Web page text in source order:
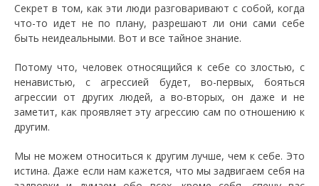
Секрет в том, как эти люди разговаривают с собой, когда
что-то идет не по плану, разрешают ли они сами себе
быть неидеальными. Вот и все тайное знание.
Потому что, человек относящийся к себе со злостью, с
ненавистью, с агрессией будет, во-первых, бояться
агрессии от других людей, а во-вторых, он даже и не
заметит, как проявляет эту агрессию сам по отношению к
другим.
Мы не можем относиться к другим лучше, чем к себе. Это
истина. Даже если нам кажется, что мы задвигаем себя на